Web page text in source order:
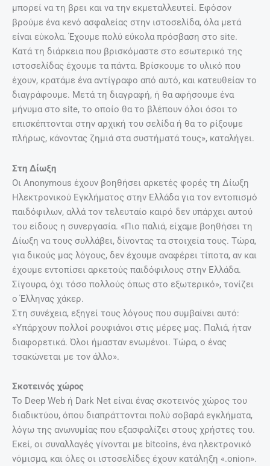
μπορεί να τη βρει και να την εκμεταλλευτεί. Εφόσον
βρούμε ένα κενό ασφαλείας στην ιστοσελίδα, όλα μετά
είναι εύκολα. Έχουμε πολύ εύκολα πρόσβαση στο site.
Κατά τη διάρκεια που βρισκόμαστε στο εσωτερικό της
ιστοσελίδας έχουμε τα πάντα. Βρίσκουμε το υλικό που
έχουν, κρατάμε ένα αντίγραφο από αυτό, και κατευθείαν το
διαγράφουμε. Μετά τη διαγραφή, ή θα αφήσουμε ένα
μήνυμα στο site, το οποίο θα το βλέπουν όλοι όσοι το
επισκέπτονται στην αρχική του σελίδα ή θα το ρίξουμε
πλήρως, κάνοντας ζημιά στα συστήματά τους», καταλήγει.
Στη Δίωξη
Οι Anonymous έχουν βοηθήσει αρκετές φορές τη Δίωξη
Ηλεκτρονικού Εγκλήματος στην Ελλάδα για τον εντοπισμό
παιδόφιλων, αλλά τον τελευταίο καιρό δεν υπάρχει αυτού
του είδους η συνεργασία. «Πιο παλιά, είχαμε βοηθήσει τη
Δίωξη να τους συλλάβει, δίνοντας τα στοιχεία τους. Τώρα,
για δικούς μας λόγους, δεν έχουμε αναφέρει τίποτα, αν και
έχουμε εντοπίσει αρκετούς παιδόφιλους στην Ελλάδα.
Σίγουρα, όχι τόσο πολλούς όπως στο εξωτερικό», τονίζει
ο Έλληνας χάκερ.
Στη συνέχεια, εξηγεί τους λόγους που συμβαίνει αυτό:
«Υπάρχουν πολλοί ρουφιάνοι στις μέρες μας. Παλιά, ήταν
διαφορετικά. Όλοι ήμασταν ενωμένοι. Τώρα, ο ένας
τσακώνεται με τον άλλο».
Σκοτεινός χώρος
Το Deep Web ή Dark Net είναι ένας σκοτεινός χώρος του
διαδικτύου, όπου διαπράττονται πολύ σοβαρά εγκλήματα,
λόγω της ανωνυμίας που εξασφαλίζει στους χρήστες του.
Εκεί, οι συναλλαγές γίνονται με bitcoins, ένα ηλεκτρονικό
νόμισμα, και όλες οι ιστοσελίδες έχουν κατάληξη «.onion».